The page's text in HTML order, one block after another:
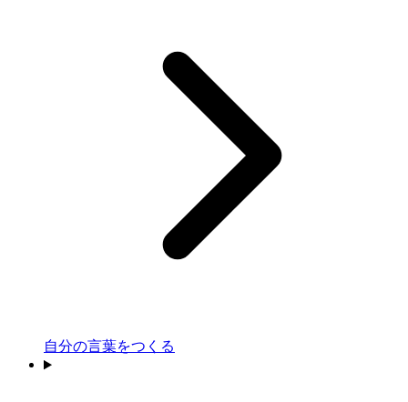
自分の言葉をつくる